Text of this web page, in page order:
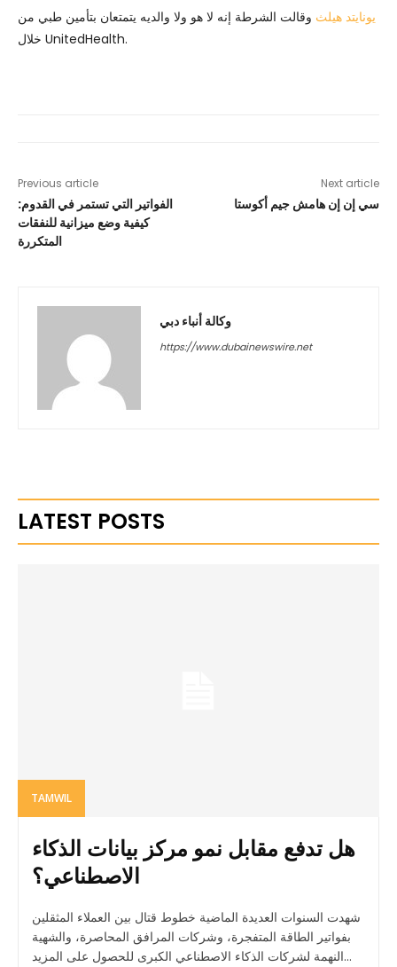
يونايتد هيلث وقالت الشرطة إنه لا هو ولا والديه يتمتعان بتأمين طبي من
خلال UnitedHealth.
Previous article
الفواتير التي تستمر في القدوم:
كيفية وضع ميزانية للنفقات
المتكررة
Next article
سي إن إن هامش جيم أكوستا
وكالة أنباء دبي
https://www.dubainewswire.net
LATEST POSTS
TAMWIL
هل تدفع مقابل نمو مركز بيانات الذكاء
الاصطناعي؟
شهدت السنوات العديدة الماضية خطوط قتال بين العملاء المثقلين
بفواتير الطاقة المتفجرة، وشركات المرافق المحاصرة، والشهية
النهمة لشركات الذكاء الاصطناعي الكبرى للحصول على المزيد...